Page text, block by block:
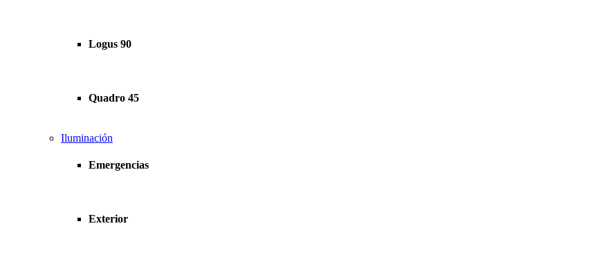
Logus 90
Quadro 45
Iluminación
Emergencias
Exterior